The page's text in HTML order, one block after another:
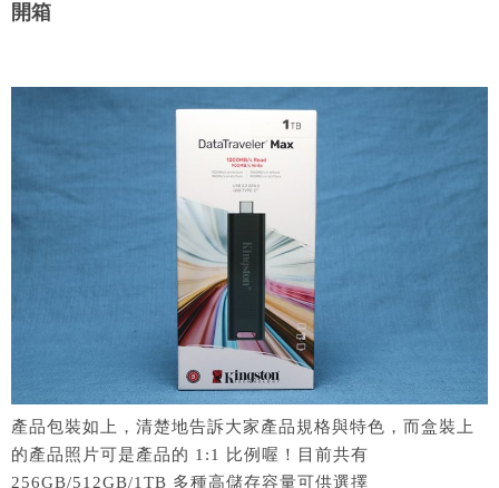
開箱
產品包裝如上，清楚地告訴大家產品規格與特色，而盒裝上
的產品照片可是產品的 1:1 比例喔！目前共有
256GB/512GB/1TB 多種高儲存容量可供選擇